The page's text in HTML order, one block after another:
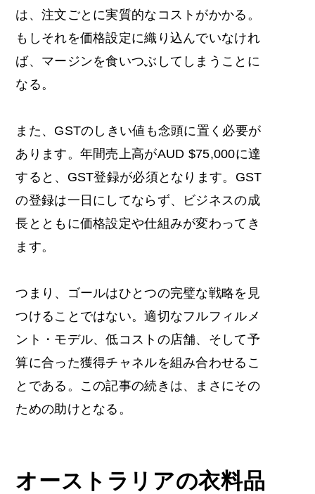
は、注文ごとに実質的なコストがかかる。
もしそれを価格設定に織り込んでいなけれ
ば、マージンを食いつぶしてしまうことに
なる。
また、GSTのしきい値も念頭に置く必要が
あります。年間売上高がAUD $75,000に達
すると、GST登録が必須となります。GST
の登録は一日にしてならず、ビジネスの成
長とともに価格設定や仕組みが変わってき
ます。
つまり、ゴールはひとつの完璧な戦略を見
つけることではない。適切なフルフィルメ
ント・モデル、低コストの店舗、そして予
算に合った獲得チャネルを組み合わせるこ
とである。この記事の続きは、まさにその
ための助けとなる。
オーストラリアの衣料品